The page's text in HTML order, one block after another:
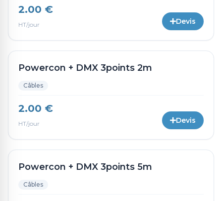
2.00 €
HT/jour Devis
Powercon + DMX 3points 2m
Câbles
2.00 €
HT/jour Devis
Powercon + DMX 3points 5m
Câbles